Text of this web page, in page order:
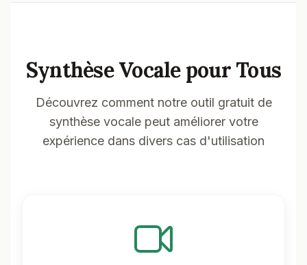
Synthèse Vocale pour Tous
Découvrez comment notre outil gratuit de
synthèse vocale peut améliorer votre
expérience dans divers cas d'utilisation